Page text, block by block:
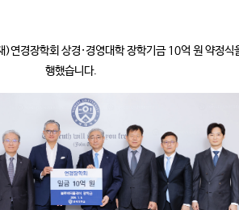
경장학회 상경·경영대학 장학기금 10억 원 약정식
행했습니다.